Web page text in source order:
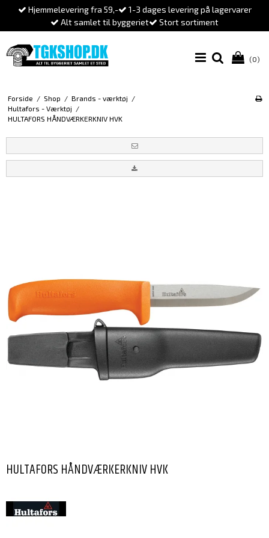
Hjemmelevering fra 59,-
1-3 dages levering på lagervarer
Alt samlet til byggeriet
Stort sortiment
(0)
Forside / Shop / Brands - værktøj /
Hultafors - Værktøj /
HULTAFORS HÅNDVÆRKERKNIV HVK
HULTAFORS HÅNDVÆRKERKNIV HVK